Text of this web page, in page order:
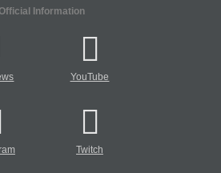
Information
YouTube
Twitch